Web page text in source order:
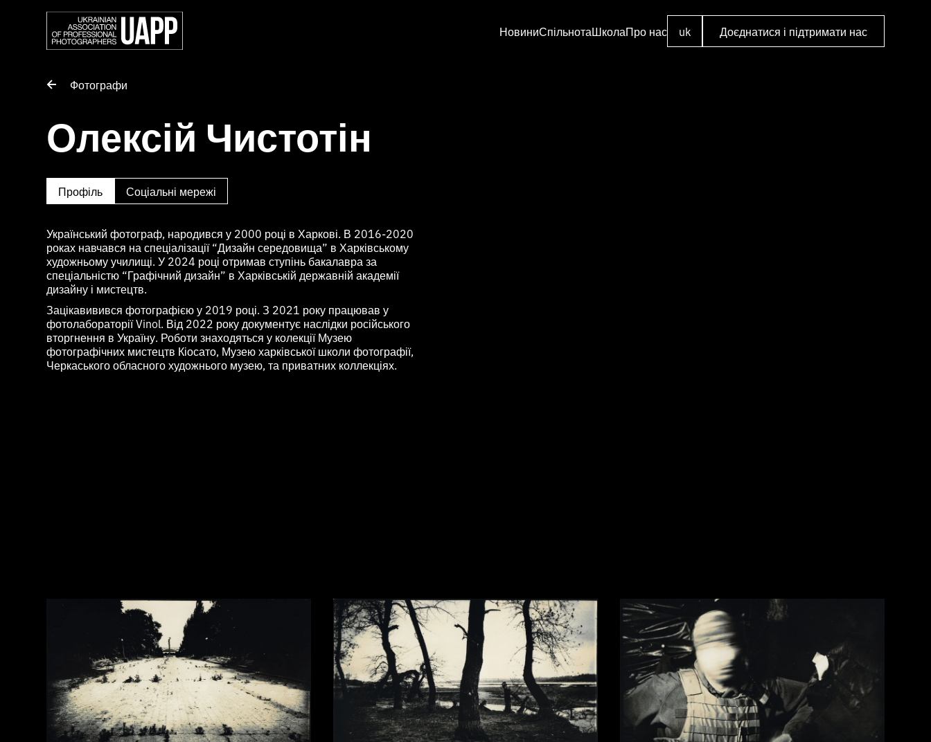
НовиниСпільнотаШколаПро нас uk Доєднатися і підтримати нас
Фотографи
Олексій Чистотін
Профіль Соціальні мережі
Український фотограф, народився у 2000 році в Харкові. В 2016-2020
роках навчався на спеціалізації “Дизайн середовища” в Харківському
художньому училищі. У 2024 році отримав ступінь бакалавра за
спеціальністю “Графічний дизайн” в Харківській державній академії
дизайну і мистецтв.
Зацікавивився фотографією у 2019 році. З 2021 року працював у
фотолабораторії Vinol. Від 2022 року документує наслідки російського
вторгнення в Україну. Роботи знаходяться у колекції Музею
фотографічних мистецтв Кіосато, Музею харківської школи фотографії,
Черкаського обласного художнього музею, та приватних коллекціях.